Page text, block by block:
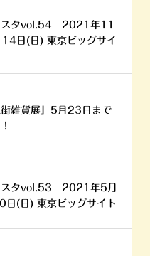
スタvol.54 2021年11
日(日) 東京ビッグサイ
街雑貨展』5月23日まで
スタvol.53 2021年5月
(日) 東京ビッグサイト